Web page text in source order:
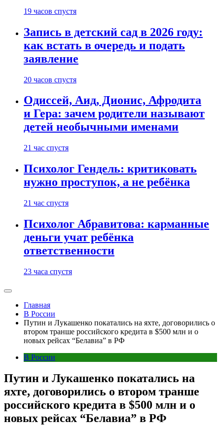
19 часов спустя
Запись в детский сад в 2026 году:
как встать в очередь и подать
заявление
20 часов спустя
Одиссей, Аид, Дионис, Афродита
и Гера: зачем родители называют
детей необычными именами
21 час спустя
Психолог Гендель: критиковать
нужно проступок, а не ребёнка
21 час спустя
Психолог Абравитова: карманные
деньги учат ребёнка
ответственности
23 часа спустя
Главная
В России
Путин и Лукашенко покатались на яхте, договорились о
втором транше российского кредита в $500 млн и о
новых рейсах “Белавиа” в РФ
В России
Путин и Лукашенко покатались на
яхте, договорились о втором транше
российского кредита в $500 млн и о
новых рейсах “Белавиа” в РФ